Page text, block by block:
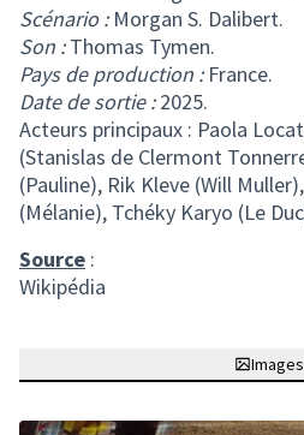
Scénario :Morgan S. Dalibert.
Son :Thomas Tymen.
Pays de production :France.
Date de sortie :2025.
Acteurs principaux : Paola
(Stanislas de Clermont
(Pauline), Rik Kleve (Will
(Mélanie), Tchéky Karyo (Le
Source :
Wikipédia
Images